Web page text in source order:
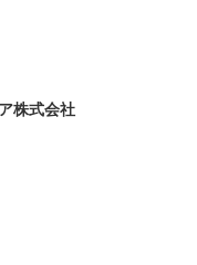
株式会社